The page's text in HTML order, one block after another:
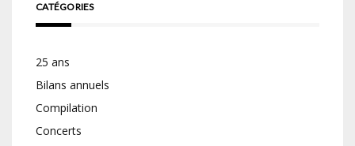
CATÉGORIES
25 ans
Bilans annuels
Compilation
Concerts